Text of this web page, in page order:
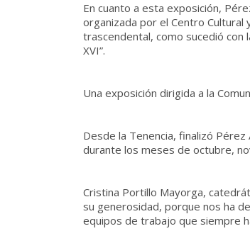
En cuanto a esta exposición,
organizada por el Centro Cultural
trascendental, como sucedió con
XVI”.
Una exposición dirigida a la
Desde la Tenencia, finalizó
durante los meses de octubre,
Cristina Portillo Mayorga,
su generosidad, porque nos ha
equipos de trabajo que siempre